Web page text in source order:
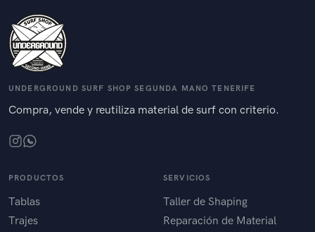
UNDERGROUND SURF SHOP SEGUNDA MANO TENERIFE
Compra, vende y reutiliza material de surf con criterio.
PRODUCTOS
Tablas
Trajes
SERVICIOS
Taller de Shaping
Reparación de Material